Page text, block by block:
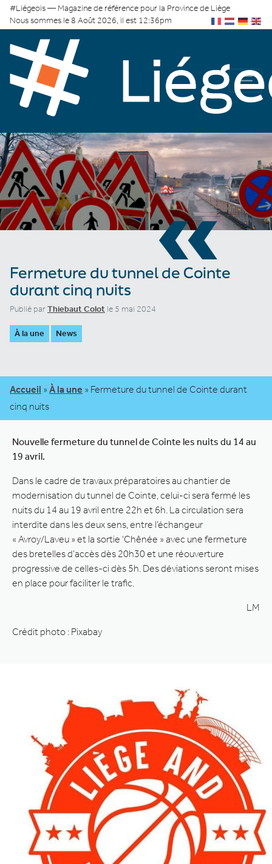
#Liégeois — Magazine de référence pour la Province de Liège
Nous sommes le 8 Août 2026, il est 12:36pm
«
Fermeture du tunnel de Cointe
durant cinq nuits
Publié parThiebaut Colot le 5 mai 2024
À la une News
Accueil » À la une » Fermeture du tunnel de Cointe durant
cinq nuits
Nouvelle fermeture du tunnel de Cointe les nuits du 14 au
19 avril.
Dans le cadre de travaux préparatoires au chantier de
modernisation du tunnel de Cointe, celui-ci sera fermé les
nuits du 14 au 19 avril entre 22h et 6h. La circulation sera
interdite dans les deux sens, entre l’échangeur
« Avroy/Laveu » et la sortie ‘Chênée » avec une fermeture
des bretelles d’accès dès 20h30 et une réouverture
progressive de celles-ci dès 5h. Des déviations seront mises
en place pour faciliter le trafic.
LM
Crédit photo : Pixabay